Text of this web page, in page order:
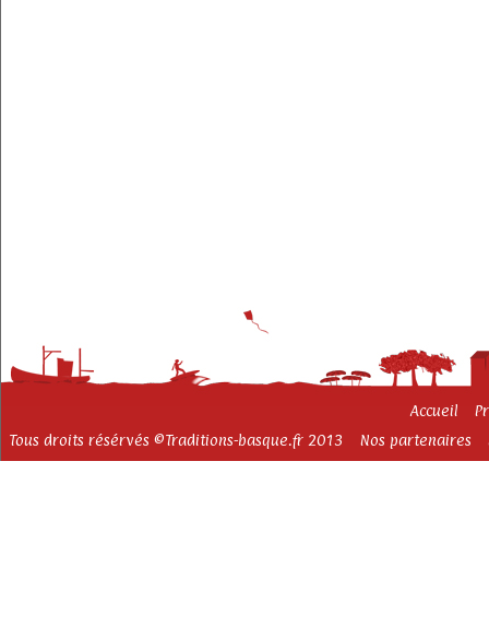
Accueil
Tous droits résérvés ©Traditions-basque.fr 2013
Nos partenaires